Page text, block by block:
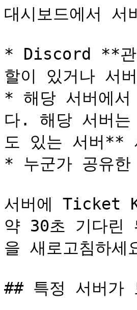
대시보드에서
* Discord **관
할이 있거나 서
* 해당 서버에서
다. 해당 서버
도 있는 서버**
* 누군가 공유
서버에 Ticket
약 30초 기다린
을 새로고침하세
## 특정 서버가